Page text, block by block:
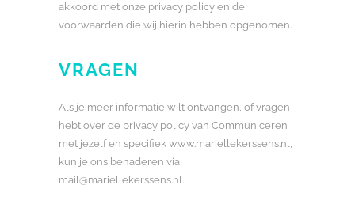
akkoord met onze privacy policy en de
voorwaarden die wij hierin hebben opgenomen.
VRAGEN
Als je meer informatie wilt ontvangen, of vragen
hebt over de privacy policy van Communiceren
met jezelf en specifiek www.mariellekerssens.nl,
kun je ons benaderen via
mail@mariellekerssens.nl.